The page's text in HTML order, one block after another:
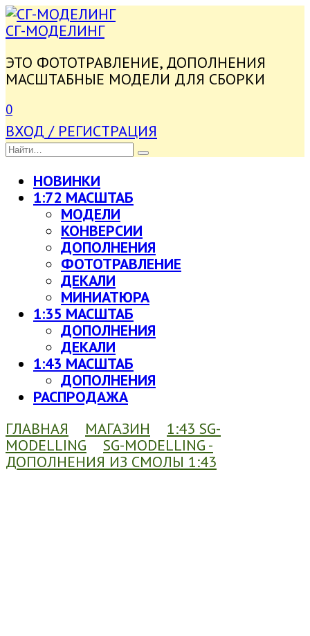
ПЕРЕЙТИ
К
СГ-МОДЕЛИНГ
ЭТО ФОТОТРАВЛЕНИЕ, ДОПОЛНЕНИЯ
МАСШТАБНЫЕ МОДЕЛИ ДЛЯ СБОРКИ
0
ВХОД / РЕГИСТРАЦИЯ
SEARCH
FOR:
НОВИНКИ
1:72 МАСШТАБ
МОДЕЛИ
КОНВЕРСИИ
ДОПОЛНЕНИЯ
ФОТОТРАВЛЕНИЕ
ДЕКАЛИ
МИНИАТЮРА
1:35 МАСШТАБ
ДОПОЛНЕНИЯ
ДЕКАЛИ
1:43 МАСШТАБ
ДОПОЛНЕНИЯ
РАСПРОДАЖА
ГЛАВНАЯ
МАГАЗИН
1:43 SG-
MODELLING
SG-MODELLING -
ДОПОЛНЕНИЯ ИЗ СМОЛЫ 1:43